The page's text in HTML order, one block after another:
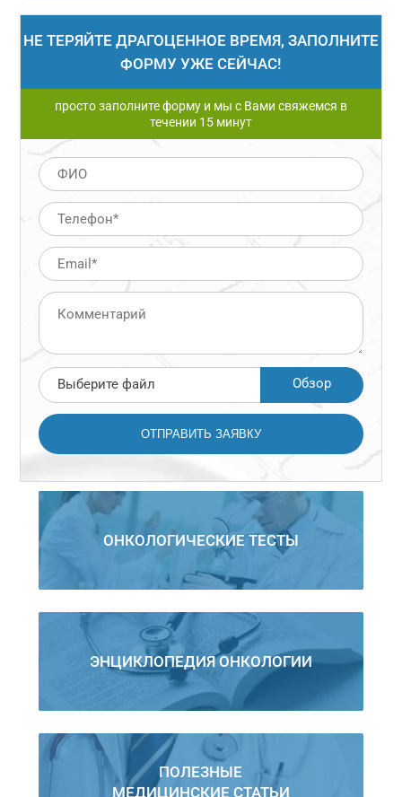
НЕ ТЕРЯЙТЕ ДРАГОЦЕННОЕ ВРЕМЯ, ЗАПОЛНИТЕ
ФОРМУ УЖЕ СЕЙЧАС!
просто заполните форму и мы с Вами свяжемся в
течении 15 минут
Выберите файл Обзор
ОНКОЛОГИЧЕСКИЕ ТЕСТЫ
ЭНЦИКЛОПЕДИЯ ОНКОЛОГИИ
ПОЛЕЗНЫЕ
МЕДИЦИНСКИЕ СТАТЬИ